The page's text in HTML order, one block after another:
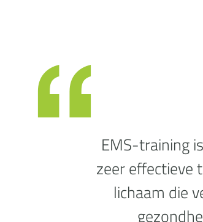
EMS-training
zeer effectieve
lichaam die